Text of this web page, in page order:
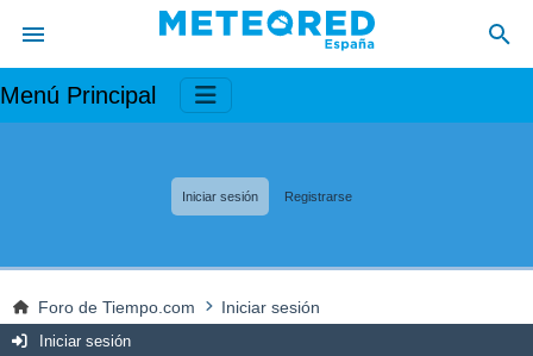
Menú Principal
Iniciar sesión Registrarse
Foro de Tiempo.com Iniciar sesión
Iniciar sesión